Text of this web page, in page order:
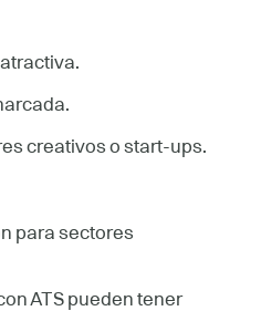
creativos o start-ups.
para sectores
ATS pueden tener